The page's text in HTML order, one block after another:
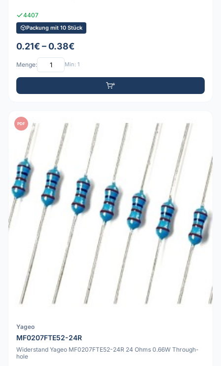
4407
Packung mit 10 Stück
0.21€ – 0.38€
Menge: Min: 1
PDF
Yageo
MF0207FTE52-24R
Widerstand Yageo MF0207FTE52-24R 24 Ohms 0.66W Through-
hole